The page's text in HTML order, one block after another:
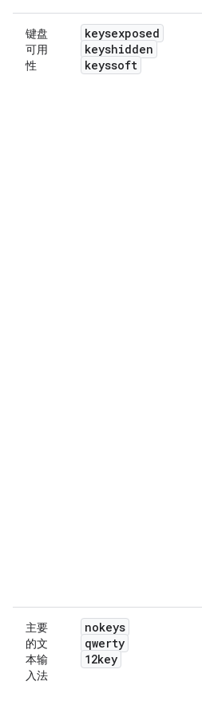
键盘
可用
性
keysexposed
keyshidden
keyssoft
主要
的文
本输
入法
nokeys
qwerty
12key